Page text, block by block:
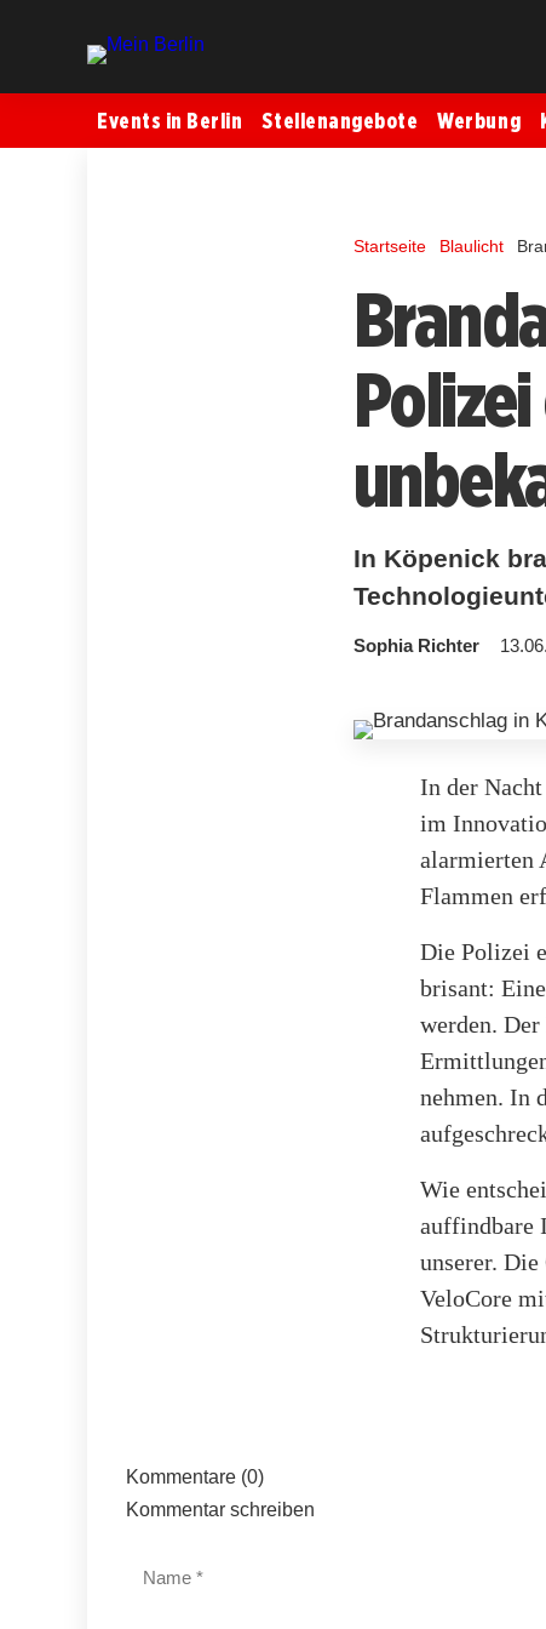
Events in Berlin Stellenangebote Werbung
Startseite Blaulicht
In Köpenick
Sophia Richter
In der
im
alarmierten
Flammen
Die Polizei
brisant:
werden.
nehmen. In
Wie
auffindbare
unserer.
VeloCore
Kommentare (0)
Kommentar schreiben